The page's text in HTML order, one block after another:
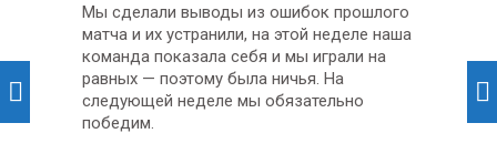
Мы сделали выводы из ошибок прошлого
матча и их устранили, на этой неделе наша
команда показала себя и мы играли на
равных — поэтому была ничья. На
следующей неделе мы обязательно
победим.